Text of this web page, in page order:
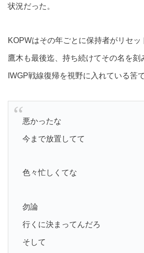
状況だった。
KOPWはその年ごとに保持者がリセッ
鷹木も最後迄、持ち続けてその名を刻
IWGP戦線復帰を視野に入れている筈で
悪かったな
今まで放置してて
色々忙しくてな
勿論
行くに決まってんだろ
そして